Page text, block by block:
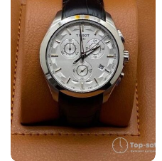
КОРПУС
Качественная
часовая сталь
МЕХАНИЗМ Кварц
Полное
защитное IPS
покрытие